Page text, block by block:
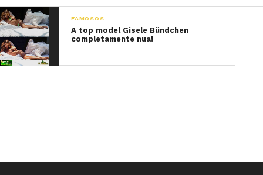
FAMOSOS
A top model Gisele Bündchen
completamente nua!